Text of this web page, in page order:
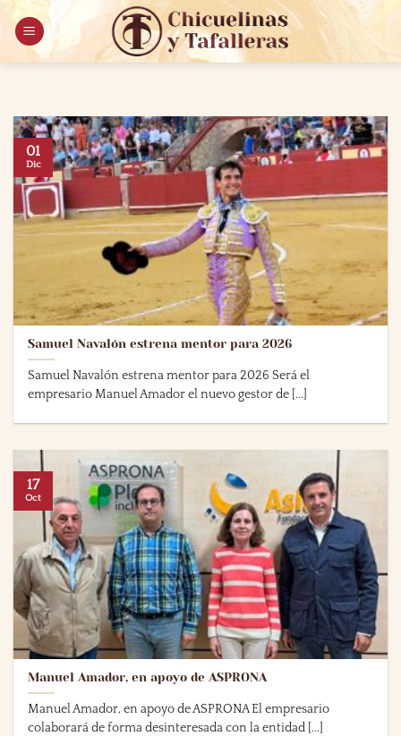
Saltar
contenido
Samuel Navalón estrena mentor para 2026
Samuel Navalón estrena mentor para 2026 Será el
empresario Manuel Amador el nuevo gestor de [...]
01
Dic
Manuel Amador, en apoyo de ASPRONA
Manuel Amador, en apoyo de ASPRONA El empresario
colaborará de forma desinteresada con la entidad [...]
17
Oct